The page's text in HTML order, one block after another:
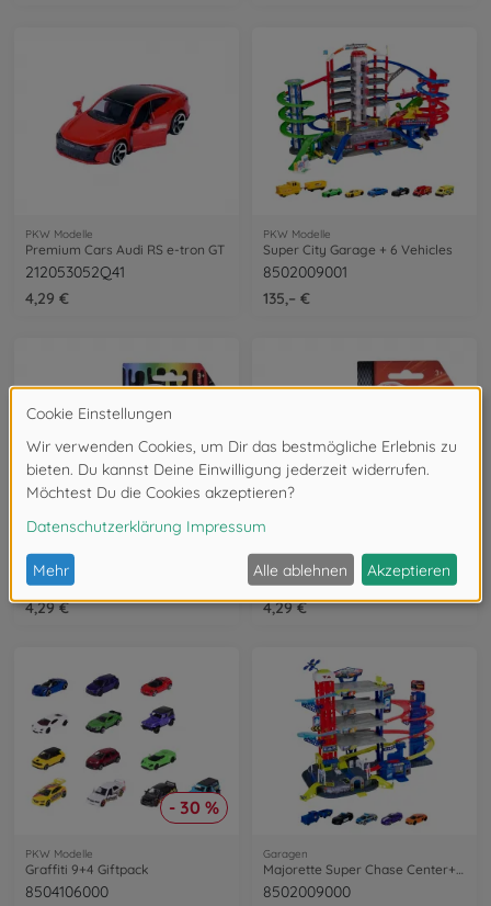
PKW Modelle
Premium Cars Audi RS e-tron GT
212053052Q41
4,29 €
PKW Modelle
Super City Garage + 6 Vehicles
8502009001
135,– €
Color Changer Audi RS e-tron GT
212054041Q01
4,29 €
Audi Q4 e-tron, white
212053052Q42
4,29 €
- 30 %
PKW Modelle
Graffiti 9+4 Giftpack
8504106000
Garagen
8502009000